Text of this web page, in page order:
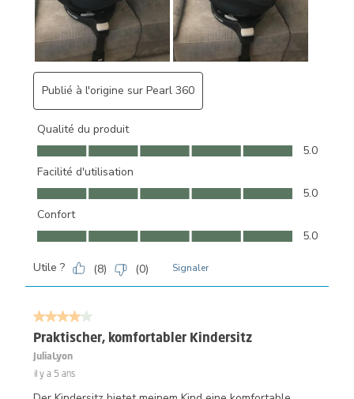
Publié à l'origine sur Pearl 360
Qualité du produit
Qualité du produit, 5.0 sur 5
5.0
Facilité d'utilisation
Facilité d'utilisation, 5.0 sur 5
5.0
Confort
Confort, 5.0 sur 5
5.0
Utile ? (8) (0) Signaler
4 sur 5 étoiles.
Praktischer, komfortabler Kindersitz
JuliaLyon
il y a 5 ans